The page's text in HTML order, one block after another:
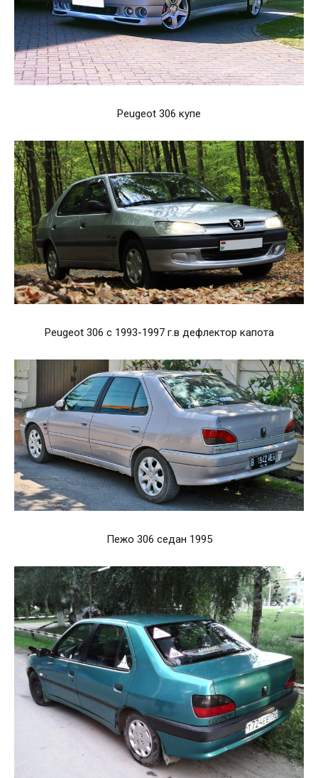
Peugeot 306 купе
Peugeot 306 с 1993-1997 г.в дефлектор капота
Пежо 306 седан 1995